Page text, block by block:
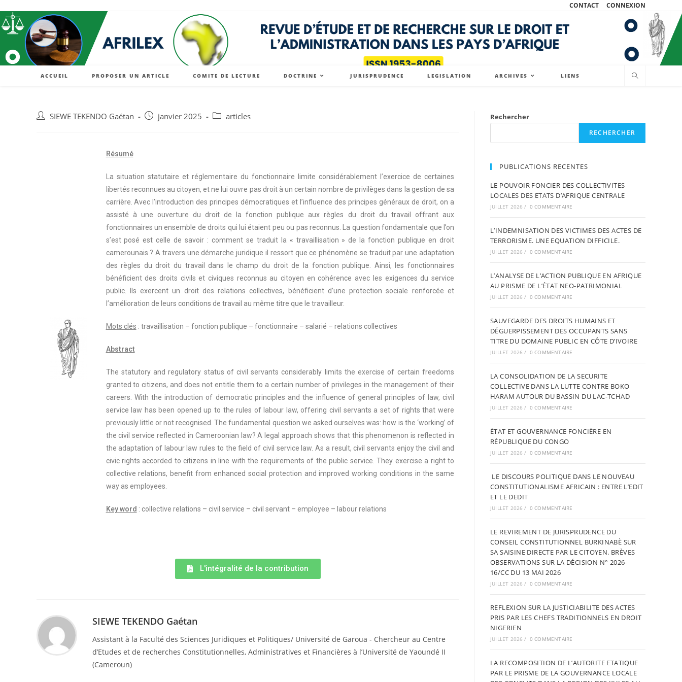
CONTACT CONNEXION
ACCUEIL PROPOSER UN ARTICLE COMITE DE LECTURE DOCTRINE JURISPRUDENCE LEGISLATION ARCHIVES LIENS
SIEWE TEKENDO Gaétan janvier 2025 articles
Résumé
La situation statutaire et réglementaire du fonctionnaire limite considérablement l’exercice de certaines
libertés reconnues au citoyen, et ne lui ouvre pas droit à un certain nombre de privilèges dans la gestion de sa
carrière. Avec l’introduction des principes démocratiques et l’influence des principes généraux de droit, on a
assisté à une ouverture du droit de la fonction publique aux règles du droit du travail offrant aux
fonctionnaires un ensemble de droits qui lui étaient peu ou pas reconnus. La question fondamentale que l’on
s’est posé est celle de savoir : comment se traduit la « travaillisation » de la fonction publique en droit
camerounais ? A travers une démarche juridique il ressort que ce phénomène se traduit par une adaptation
des règles du droit du travail dans le champ du droit de la fonction publique. Ainsi, les fonctionnaires
bénéficient des droits civils et civiques reconnus au citoyen en cohérence avec les exigences du service
public. Ils exercent un droit des relations collectives, bénéficient d’une protection sociale renforcée et
l’amélioration de leurs conditions de travail au même titre que le travailleur.
Mots clés : travaillisation – fonction publique – fonctionnaire – salarié – relations collectives
Abstract
The statutory and regulatory status of civil servants considerably limits the exercise of certain freedoms
granted to citizens, and does not entitle them to a certain number of privileges in the management of their
careers. With the introduction of democratic principles and the influence of general principles of law, civil
service law has been opened up to the rules of labour law, offering civil servants a set of rights that were
previously little or not recognised. The fundamental question we asked ourselves was: how is the ‘working’ of
the civil service reflected in Cameroonian law? A legal approach shows that this phenomenon is reflected in
the adaptation of labour law rules to the field of civil service law. As a result, civil servants enjoy the civil and
civic rights accorded to citizens in line with the requirements of the public service. They exercise a right to
collective relations, benefit from enhanced social protection and improved working conditions in the same
way as employees.
Key word : collective relations – civil service – civil servant – employee – labour relations
L'intégralité de la contribution
SIEWE TEKENDO Gaétan
Assistant à la Faculté des Sciences Juridiques et Politiques/ Université de Garoua - Chercheur au Centre
d’Etudes et de recherches Constitutionnelles, Administratives et Financières à l’Université de Yaoundé II
(Cameroun)
Rechercher
RECHERCHER
PUBLICATIONS RECENTES
LE POUVOIR FONCIER DES COLLECTIVITES
LOCALES DES ETATS D’AFRIQUE CENTRALE
JUILLET 2026 / 0 COMMENTAIRE
L’INDEMNISATION DES VICTIMES DES ACTES DE
TERRORISME. UNE EQUATION DIFFICILE.
JUILLET 2026 / 0 COMMENTAIRE
L’ANALYSE DE L’ACTION PUBLIQUE EN AFRIQUE
AU PRISME DE L’ÉTAT NEO-PATRIMONIAL
JUILLET 2026 / 0 COMMENTAIRE
SAUVEGARDE DES DROITS HUMAINS ET
DÉGUERPISSEMENT DES OCCUPANTS SANS
TITRE DU DOMAINE PUBLIC EN CÔTE D’IVOIRE
JUILLET 2026 / 0 COMMENTAIRE
LA CONSOLIDATION DE LA SECURITE
COLLECTIVE DANS LA LUTTE CONTRE BOKO
HARAM AUTOUR DU BASSIN DU LAC-TCHAD
JUILLET 2026 / 0 COMMENTAIRE
ÉTAT ET GOUVERNANCE FONCIÈRE EN
RÉPUBLIQUE DU CONGO
JUILLET 2026 / 0 COMMENTAIRE
LE DISCOURS POLITIQUE DANS LE NOUVEAU
CONSTITUTIONALISME AFRICAIN : ENTRE L’EDIT
ET LE DEDIT
JUILLET 2026 / 0 COMMENTAIRE
LE REVIREMENT DE JURISPRUDENCE DU
CONSEIL CONSTITUTIONNEL BURKINABÈ SUR
SA SAISINE DIRECTE PAR LE CITOYEN. BRÈVES
OBSERVATIONS SUR LA DÉCISION N° 2026-
16/CC DU 13 MAI 2026
JUILLET 2026 / 0 COMMENTAIRE
REFLEXION SUR LA JUSTICIABILITE DES ACTES
PRIS PAR LES CHEFS TRADITIONNELS EN DROIT
NIGERIEN
JUILLET 2026 / 0 COMMENTAIRE
LA RECOMPOSITION DE L’AUTORITE ETATIQUE
PAR LE PRISME DE LA GOUVERNANCE LOCALE